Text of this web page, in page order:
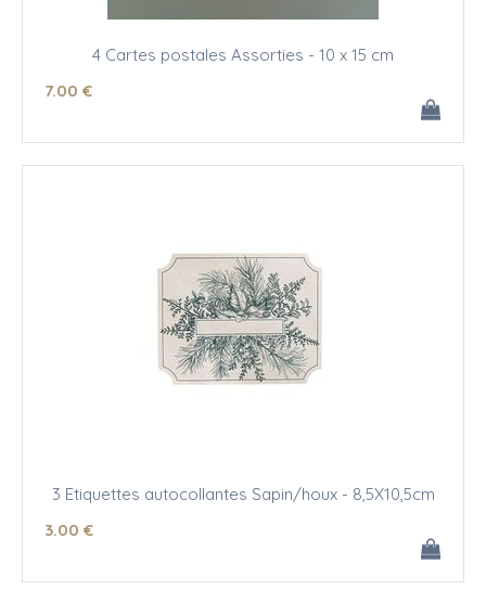
4 Cartes postales Assorties - 10 x 15 cm
7.00 €
3 Etiquettes autocollantes Sapin/houx - 8,5X10,5cm
3.00 €